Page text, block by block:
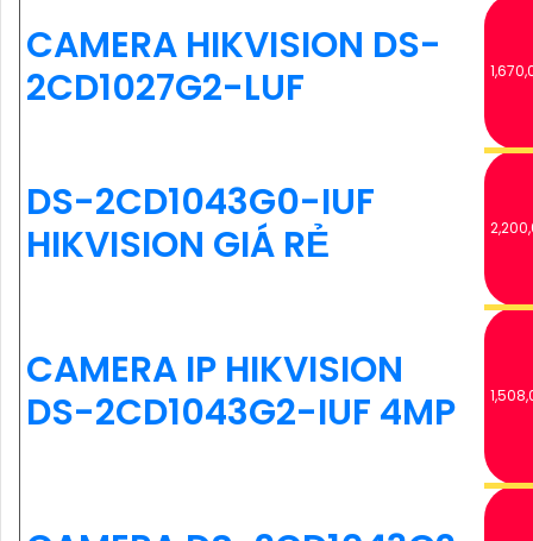
CAMERA HIKVISION DS-
2CD1027G2-LUF
DS-2CD1043G0-IUF
HIKVISION GIÁ RẺ
CAMERA IP HIKVISION
DS-2CD1043G2-IUF 4MP